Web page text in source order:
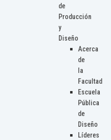
de
Producción
y
Diseño
Acerca
de
la
Facultad
Escuela
Pública
de
Diseño
Líderes